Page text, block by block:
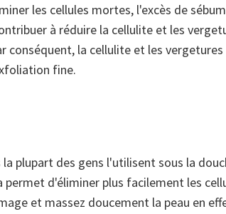
les cellules mortes, l'excès de
à réduire la cellulite et les
la cellulite et les
fine.
plupart des gens l'utilisent sous la
d'éliminer plus facilement les
et massez doucement la peau en